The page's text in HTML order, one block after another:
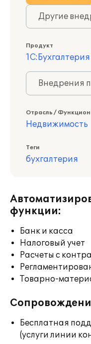
Другие
Продукт
1С:Бухгалтерия
Внедрения
Отрасль /
Недвижимость
Теги
бухгалтерия
функции:
Банк и касса
Налоговый учет
Расчеты с
Товарно-
Бесплатная
(услуги линии